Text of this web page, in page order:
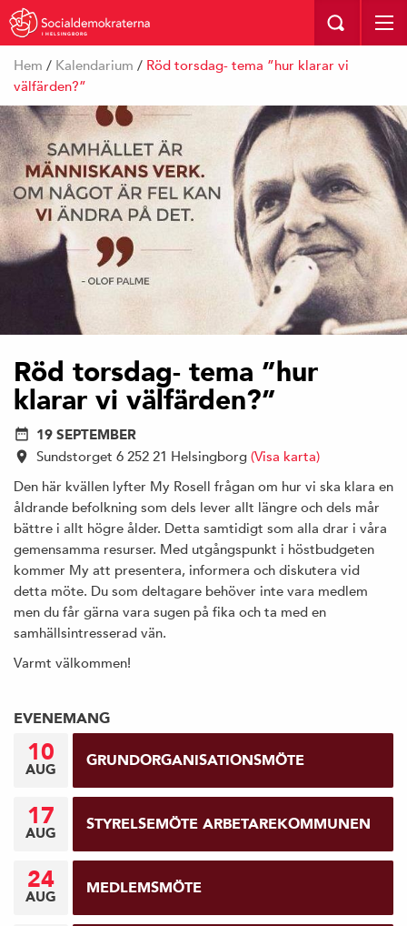
I HELSINGBORG
Hem / Kalendarium / Röd torsdag- tema ”hur klarar vi
välfärden?”
Röd torsdag- tema ”hur
klarar vi välfärden?”
19 SEPTEMBER
Sundstorget 6 252 21 Helsingborg (Visa karta)
Den här kvällen lyfter My Rosell frågan om hur vi ska klara en
åldrande befolkning som dels lever allt längre och dels mår
bättre i allt högre ålder. Detta samtidigt som alla drar i våra
gemensamma resurser. Med utgångspunkt i höstbudgeten
kommer My att presentera, informera och diskutera vid
detta möte. Du som deltagare behöver inte vara medlem
men du får gärna vara sugen på fika och ta med en
samhällsintresserad vän.
Varmt välkommen!
EVENEMANG
10
AUG GRUNDORGANISATIONSMÖTE
17
AUG STYRELSEMÖTE ARBETAREKOMMUNEN
24
AUG MEDLEMSMÖTE